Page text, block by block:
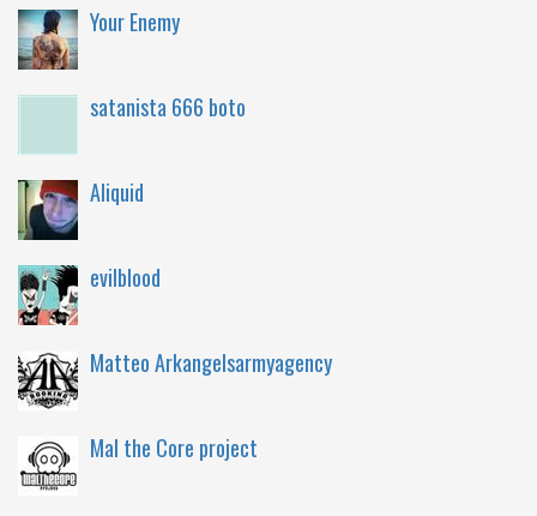
Your Enemy
satanista 666 boto
Aliquid
evilblood
Matteo Arkangelsarmyagency
Mal the Core project